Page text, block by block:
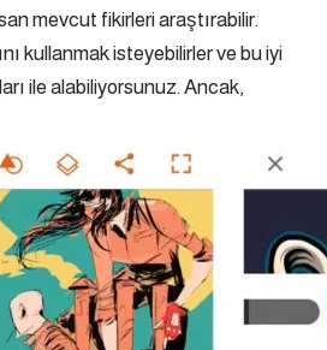
mevcut fikirleri araştırabilir.
kullanmak isteyebilirler ve bu iyi
ile alabiliyorsunuz. Ancak,